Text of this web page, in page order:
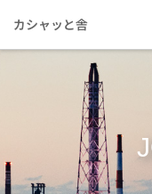
カシャッと舎